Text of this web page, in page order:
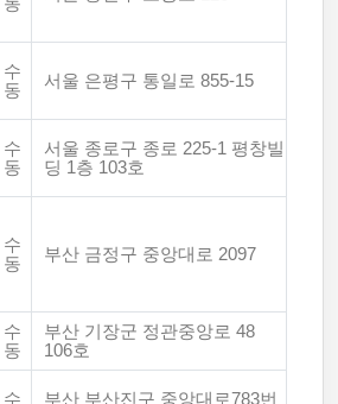
수
동
서울 은평구 통일로 855-15
수
동
서울 종로구 종로 225-1 평창빌
딩 1층 103호
수
동
부산 금정구 중앙대로 2097
수
동
부산 기장군 정관중앙로 48
106호
수 부산 부산진구 중앙대로783번